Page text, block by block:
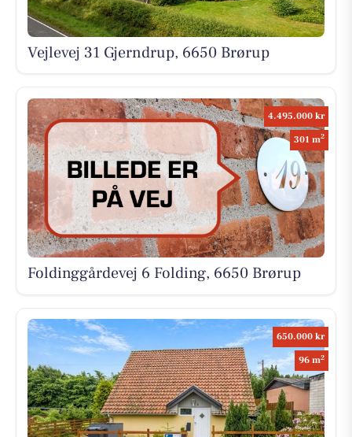
Vejlevej 31 Gjerndrup, 6650 Brørup
4.495.000 kr
301 m2
Foldinggårdevej 6 Folding, 6650 Brørup
650.000 kr
96 m2